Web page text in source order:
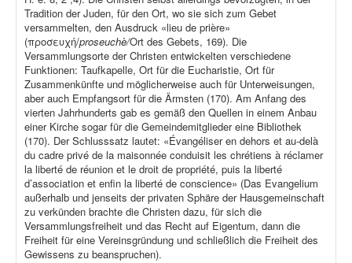
Tradition der Juden, für den Ort, wo sie sich zum Gebet
versammelten, den Ausdruck «lieu de prière»
(προσευχή/proseuchè/Ort des Gebets, 169). Die
Versammlungsorte der Christen entwickelten verschiedene
Funktionen: Taufkapelle, Ort für die Eucharistie, Ort für
Zusammenkünfte und möglicherweise auch für Unterweisungen,
aber auch Empfangsort für die Ärmsten (170). Am Anfang des
vierten Jahrhunderts gab es gemäß den Quellen in einem Anbau
einer Kirche sogar für die Gemeindemitglieder eine Bibliothek
(170). Der Schlusssatz lautet: «Évangéliser en dehors et au-delà
du cadre privé de la maisonnée conduisit les chrétiens à réclamer
la liberté de réunion et le droit de propriété, puis la liberté
d’association et enfin la liberté de conscience» (Das Evangelium
außerhalb und jenseits der privaten Sphäre der Hausgemeinschaft
zu verkünden brachte die Christen dazu, für sich die
Versammlungsfreiheit und das Recht auf Eigentum, dann die
Freiheit für eine Vereinsgründung und schließlich die Freiheit des
Gewissens zu beanspruchen).